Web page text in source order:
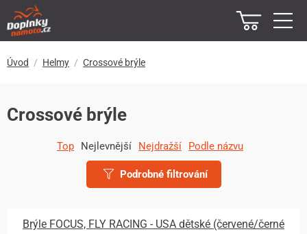
Úvod Helmy Crossové brýle
Crossové brýle
Top Nejlevnější Nejdražší Podle názvu
Podrobné filtrování
Brýle FOCUS, FLY RACING - USA dětské (červené/černé